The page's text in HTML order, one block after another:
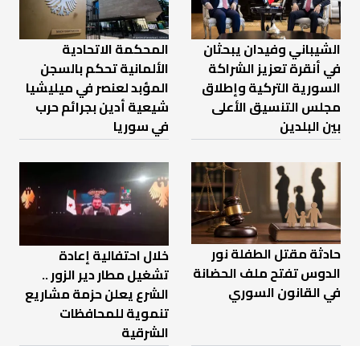
الشيباني وفيدان يبحثان
في أنقرة تعزيز الشراكة
السورية التركية وإطلاق
مجلس التنسيق الأعلى
بين البلدين
المحكمة الاتحادية
الألمانية تحكم بالسجن
المؤبد لعنصر في ميليشيا
شيعية أدين بجرائم حرب
في سوريا
حادثة مقتل الطفلة نور
الدوس تفتح ملف الحضانة
في القانون السوري
خلال احتفالية إعادة
تشغيل مطار دير الزور ..
الشرع يعلن حزمة مشاريع
تنموية للمحافظات
الشرقية